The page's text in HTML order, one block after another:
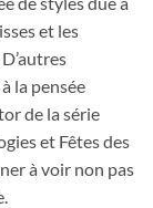
et les
la pensée
de la série
et Fêtes des
à voir non pas